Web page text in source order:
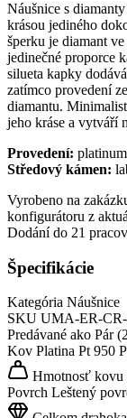
Náušnice s
krásou jediného
šperku je diamant
jedinečné proporce
silueta kapky
zatímco provedení
diamantu.
jeho kráse a vytváří
Provedení:
Středový kámen:
Vyrobeno na
konfigurátoru z
Dodání do 21
Špecifikácie
Kategória Náušnice
SKU UMA-ER-
Predávané ako Pár
Kov Platina Pt 950
Hmotnosť kovu
Povrch Leštený